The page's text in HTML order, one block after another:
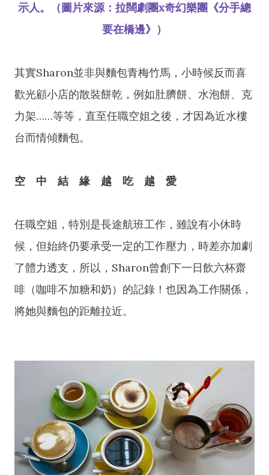
示人。（圖片來源：拉闊劇團x奇幻樂團《分手總
要在橋邊》）
其實Sharon並非與麵包青梅竹馬，小時候反而喜
歡光顧小店的散裝餅乾，例如肚臍餅、水泡餅、克
力架……等等，直至任職空姐之後，才因為近水樓
台而情傾麵包。
空 中 結 緣 越 吃 越 愛
任職空姐，特別是長途航班工作，雖說有小休時
候，但始終仍要承受一定的工作壓力，時差亦加劇
了體力透支，所以，Sharon曾創下一日飲六杯齋
啡（咖啡不加糖和奶）的記錄！也因為工作關係，
將她與麵包的距離拉近。